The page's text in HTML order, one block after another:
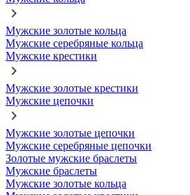
Мужские золотые кольца
Мужские серебряные кольца
Мужские крестики
Мужские золотые крестики
Мужские цепочки
Мужские золотые цепочки
Мужские серебряные цепочки
Золотые мужские браслеты
Мужские браслеты
Мужские золотые кольца